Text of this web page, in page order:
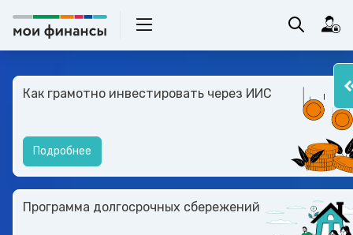
Как грамотно инвестировать через ИИС
Подробнее
Программа долгосрочных сбережений